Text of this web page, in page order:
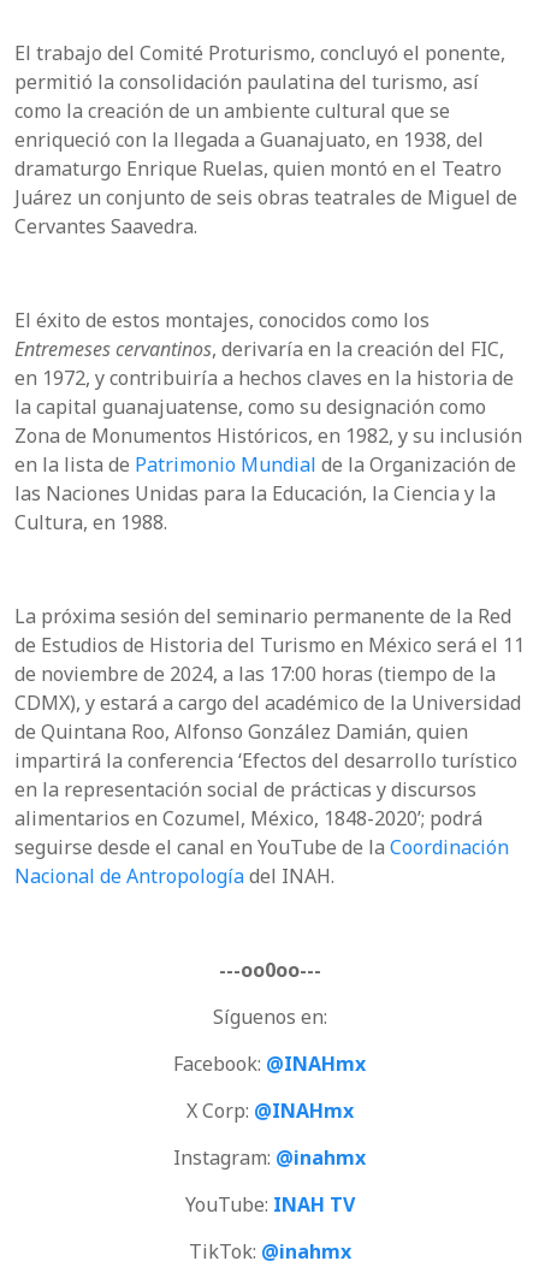
El trabajo del Comité Proturismo, concluyó el ponente,
permitió la consolidación paulatina del turismo, así
como la creación de un ambiente cultural que se
enriqueció con la llegada a Guanajuato, en 1938, del
dramaturgo Enrique Ruelas, quien montó en el Teatro
Juárez un conjunto de seis obras teatrales de Miguel de
Cervantes Saavedra.
El éxito de estos montajes, conocidos como los
Entremeses cervantinos, derivaría en la creación del FIC,
en 1972, y contribuiría a hechos claves en la historia de
la capital guanajuatense, como su designación como
Zona de Monumentos Históricos, en 1982, y su inclusión
en la lista de Patrimonio Mundial de la Organización de
las Naciones Unidas para la Educación, la Ciencia y la
Cultura, en 1988.
La próxima sesión del seminario permanente de la Red
de Estudios de Historia del Turismo en México será el 11
de noviembre de 2024, a las 17:00 horas (tiempo de la
CDMX), y estará a cargo del académico de la Universidad
de Quintana Roo, Alfonso González Damián, quien
impartirá la conferencia ‘Efectos del desarrollo turístico
en la representación social de prácticas y discursos
alimentarios en Cozumel, México, 1848-2020’; podrá
seguirse desde el canal en YouTube de la Coordinación
Nacional de Antropologíadel INAH.
---oo0oo---
Síguenos en:
Facebook: @INAHmx
X Corp: @INAHmx
Instagram: @inahmx
YouTube: INAH TV
TikTok: @inahmx